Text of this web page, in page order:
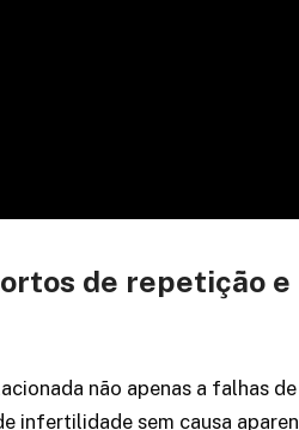
de repetição e
não apenas a falhas de
infertilidade sem causa